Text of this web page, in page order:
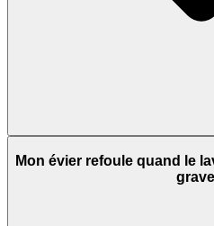
Mon évier refoule quand le